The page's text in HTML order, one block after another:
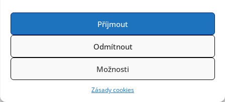
Příjmout
Odmítnout
Možnosti
Zásady cookies
Vývojář: HuanMos Game
Vydavatel:bilibili
: RPG, Sandbox